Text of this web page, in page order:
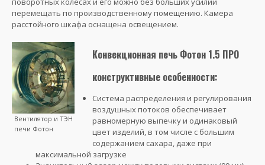
перемещать по производственному помещению. Камера
расстойного шкафа оснащена освещением.
Вентилятор и ТЭН
печи Фотон
Конвекционная печь Фотон 1.5 ПРО
конструктивные особенности:
Система распределения и регулирования
воздушных потоков обеспечивает
равномерную выпечку и одинаковый
цвет изделий, в том числе с большим
содержанием сахара, даже при
максимальной загрузке